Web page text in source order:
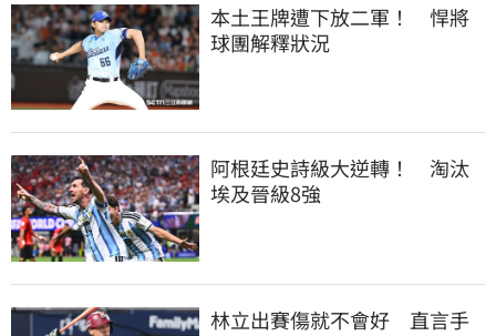
本土王牌遭下放二軍！　悍將
球團解釋狀況
阿根廷史詩級大逆轉！　淘汰
埃及晉級8強
林立出賽傷就不會好　直言手